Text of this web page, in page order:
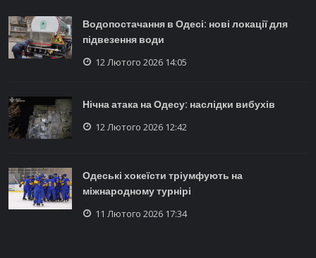
Водопостачання в Одесі: нові локації для
підвезення води
12 Лютого 2026 14:05
Нічна атака на Одесу: наслідки вибухів
12 Лютого 2026 12:42
Одеські хокеїсти тріумфують на
міжнародному турнірі
11 Лютого 2026 17:34